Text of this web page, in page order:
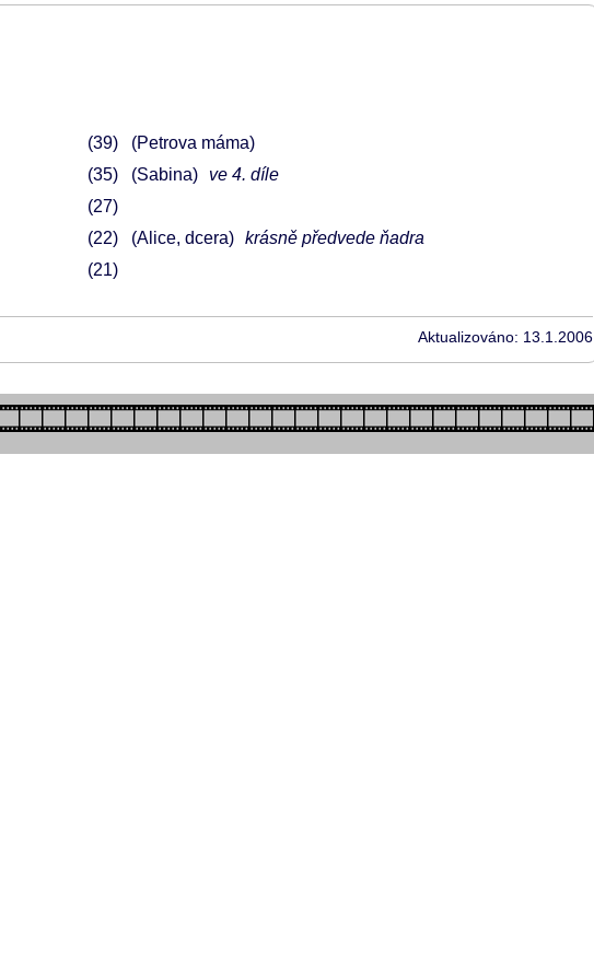
39
(Petrova máma)
35 (Sabina)
ve 4. díle
27
22 (Alice, dcera)
krásně předvede ňadra
21
Aktualizováno: 13.1.2006